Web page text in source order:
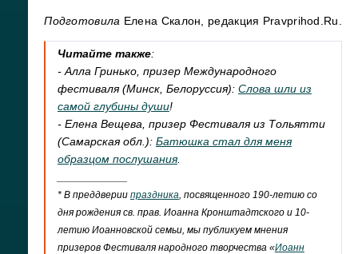
Подготовила Елена Скалон, редакция Pravprihod.Ru.
Читайте также:
- Алла Гринько, призер Международного
фестиваля (Минск, Белоруссия): Слова шли из
самой глубины души!
- Елена Вещева, призер Фестиваля из Тольятти
(Самарская обл.): Батюшка стал для меня
образцом послушания.
* В преддверии праздника , посвященного 190-летию со
дня рождения св. прав. Иоанна Кронштадтского и 10-
летию Иоанновской семьи, мы публикуем мнения
призеров Фестиваля народного творчества «Иоанн